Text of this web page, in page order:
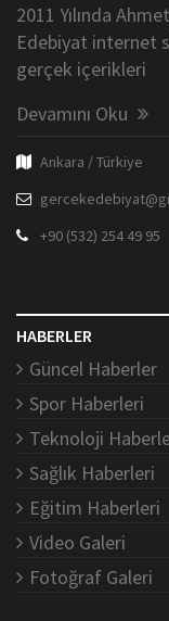
2011 Yılında
Edebiyat internet
gerçek içerikleri
Devamını Oku
Ankara / Türkiye
+90 (532) 254 49 95
HABERLER
Güncel Haberler
Spor Haberleri
Teknoloji
Sağlık Haberleri
Eğitim Haberleri
Video Galeri
Fotoğraf Galeri